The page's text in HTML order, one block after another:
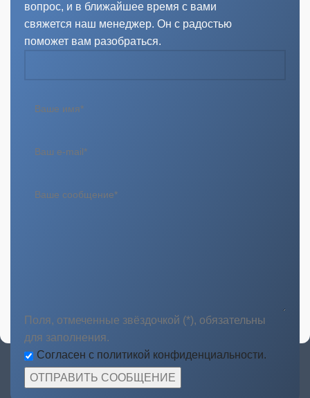
вопрос, и в ближайшее время с вами
свяжется наш менеджер. Он с радостью
поможет вам разобраться.
Поля, отмеченные звёздочкой (*), обязательны
для заполнения.
Согласен с политикой конфиденциальности.